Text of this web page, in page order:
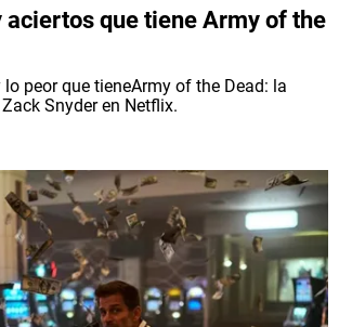
aciertos que tiene Army of the
peor que tieneArmy of the Dead: la
Snyder en Netflix.